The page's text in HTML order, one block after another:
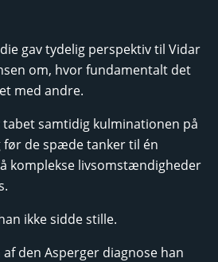
gav tydelig perspektiv til Vidar
om, hvor fundamentalt det
med andre.
samtidig kulminationen på
de spæde tanker til én
komplekse livsomstændigheder
ikke sidde stille.
den Asperger diagnose han